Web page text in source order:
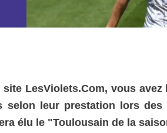
LesViolets.Com, vous
selon leur prestation lors
élu le "Toulousain de la